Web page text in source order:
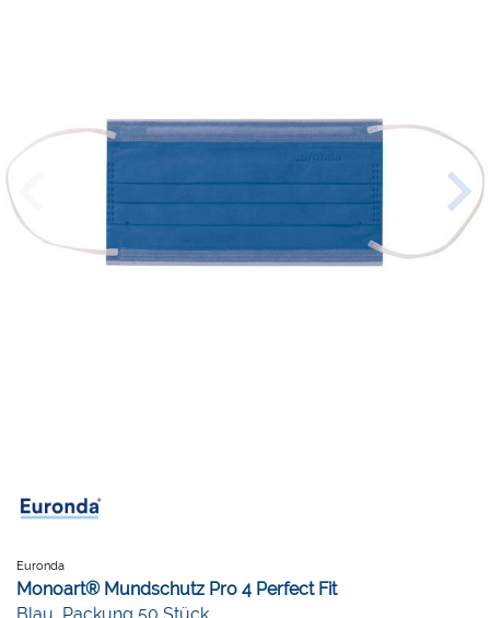
Euronda
Monoart® Mundschutz Pro 4 Perfect Fit